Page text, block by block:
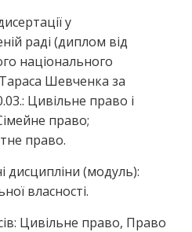
у
раді (диплом від
національного
Тараса Шевченка за
Цивільне право і
право;
право.
дисципліни (модуль):
власності.
Цивільне право, Право